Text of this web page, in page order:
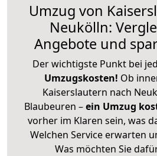
Umzug von
Neukölln:
Angebote und
Der wichtigste Punkt bei
Umzugskosten! Ob
Kaiserslautern nach
Blaubeuren –ein Umzug
vorher im Klaren sein, was
Welchen Service erwarten
Was möchten Sie